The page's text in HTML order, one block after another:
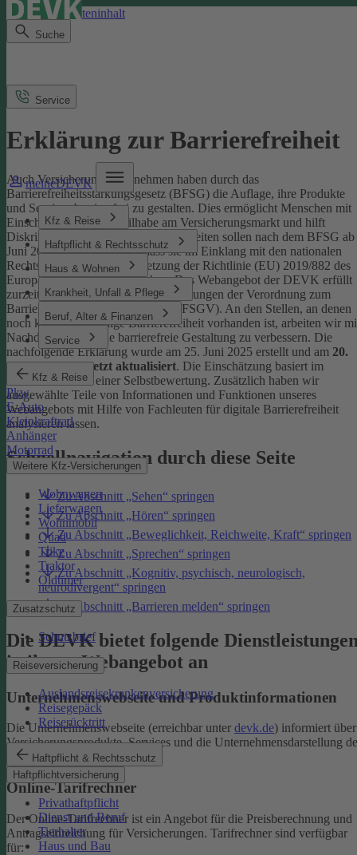
Direkt zum Seiteninhalt
Suche
meineDEVK
Kfz & Reise
Haftpflicht & Rechtsschutz
Haus & Wohnen
Krankheit, Unfall & Pflege
Beruf, Alter & Finanzen
Service
Kfz & Reise
Pkw
E-Auto
Kleinkraftrad
Anhänger
Motorrad
Weitere Kfz-Versicherungen
Wohnwagen
Lieferwagen
Wohnmobil
Quad
Trike
Traktor
Oldtimer
Zusatzschutz
Schutzbrief
Reiseversicherung
Auslandsreisekrankenversicherung
Reisegepäck
Reiserücktritt
Haftpflicht & Rechtsschutz
Haftpflichtversicherung
Privathaftpflicht
Dienst und Beruf
Tierhalter
Haus und Bau
Service
Erklärung zur Barrierefreiheit
Auch Versicherungsunternehmen haben durch das
Barrierefreiheitsstärkungsgesetz (BFSG) die Auflage, ihre Produkte
und Services barrierefrei zu gestalten. Dies ermöglicht Menschen mit
Einschränkungen die Teilhabe am Versicherungsmarkt und hilft
Diskriminierung abzubauen. Internetseiten sollen nach dem BFSG ab
Juni 2025 so gestaltet sein, dass sie im Einklang mit den nationalen
Rechtsvorschriften zur Umsetzung der Richtlinie (EU) 2019/882 des
Europäischen Parlaments stehen.Das Webangebot der DEVK erfüllt
zurzeit nicht vollständig die Anforderungen der Verordnung zum
Barrierefreiheitsstärkungsgesetz (BFSGV). An den Stellen, an denen
noch keine vollständige Barrierefreiheit vorhanden ist, arbeiten wir
Nachdruck daran, die barrierefreie Gestaltung zu verbessern. Die
nachfolgende Erklärung wurde am 25. Juni 2025 erstellt und am 20.
Januar 2026 zuletzt aktualisiert. Die Einschätzung basiert im
Wesentlichen auf einer Selbstbewertung. Zusätzlich haben wir
ausgewählte Teile von Informationen und Funktionen unseres
Webangebots mit Hilfe von Fachleuten für digitale Barrierefreiheit
analysieren lassen.
Schnellnavigation durch diese Seite
Zu Abschnitt „Sehen“ springen
Zu Abschnitt „Hören“ springen
Zu Abschnitt „Beweglichkeit, Reichweite, Kraft“ springen
Zu Abschnitt „Sprechen“ springen
Zu Abschnitt „Kognitiv, psychisch, neurologisch,
neurodivergent“ springen
Zu Abschnitt „Barrieren melden“ springen
Die DEVK bietet folgende
in ihrem Webangebot an
Unternehmenswebseite und Produktinformationen
Die Unternehmenswebseite (erreichbar unter devk.de) informiert über
Versicherungsprodukte, Services und die Unternehmensdarstellung
DEVK.
Online-Tarifrechner
Der Online-Tarifrechner ist ein Angebot für die Preisberechnung und
Antragseinreichung für Versicherungen. Tarifrechner sind verfügbar
für: